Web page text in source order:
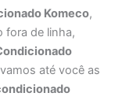
Komeco,
fora de linha,
até você as